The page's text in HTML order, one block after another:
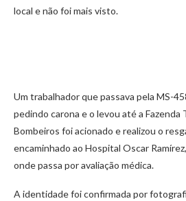
local e não foi mais visto.
Um trabalhador que passava pela MS-
pedindo carona e o levou até a
Bombeiros foi acionado e realizou o
encaminhado ao Hospital Oscar
onde passa por avaliação médica.
A identidade foi confirmada por